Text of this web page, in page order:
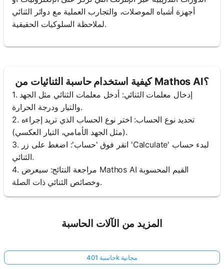
أجهزة أشباه الموصلات، والتجارب العملية مع دوائر الثنائي
لملاحظة السلوكيات الحقيقية.
كيفية استخدام حاسبة الثنائيات من Mathos AI؟
1. إدخال معلمات الثنائي: أدخل معلمات الثنائي مثل الجهد
والتيار ودرجة الحرارة.
2. تحديد نوع الحساب: اختر نوع الحساب الذي تريد إجراءه
(مثل الجهد الأمامي، التيار العكسي).
3. انقر فوق 'حساب': اضغط على زر 'Calculate' لبدء حساب
الثنائي.
4. مراجعة النتائج: سيعرض Mathos AI القيم المحسوبة
وخصائص الثنائي ذات الصلة.
المزيد من الآلات الحاسبة
حاسبة 401k مجانية